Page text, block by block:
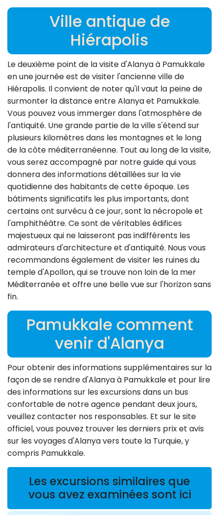
Ville antique de
Hiérapolis
Le deuxième point de la visite d'Alanya à Pamukkale
en une journée est de visiter l'ancienne ville de
Hiérapolis. Il convient de noter qu'il vaut la peine de
surmonter la distance entre Alanya et Pamukkale.
Vous pouvez vous immerger dans l'atmosphère de
l'antiquité. Une grande partie de la ville s'étend sur
plusieurs kilomètres dans les montagnes et le long
de la côte méditerranéenne. Tout au long de la visite,
vous serez accompagné par notre guide qui vous
donnera des informations détaillées sur la vie
quotidienne des habitants de cette époque. Les
bâtiments significatifs les plus importants, dont
certains ont survécu à ce jour, sont la nécropole et
l'amphithéâtre. Ce sont de véritables édifices
majestueux qui ne laisseront pas indifférents les
admirateurs d'architecture et d'antiquité. Nous vous
recommandons également de visiter les ruines du
temple d'Apollon, qui se trouve non loin de la mer
Méditerranée et offre une belle vue sur l'horizon sans
fin.
Pamukkale comment
venir d'Alanya
Pour obtenir des informations supplémentaires sur la
façon de se rendre d'Alanya à Pamukkale et pour lire
des informations sur les excursions dans un bus
confortable de notre agence pendant deux jours,
veuillez contacter nos responsables. Et sur le site
officiel, vous pouvez trouver les derniers prix et avis
sur les voyages d'Alanya vers toute la Turquie, y
compris Pamukkale.
Les excursions similaires que
vous avez examinées sont ici